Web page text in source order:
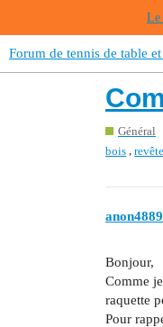
Le
Forum de tennis de table
Général
bois ,
Bonjour,
Comme
raquette
Pour